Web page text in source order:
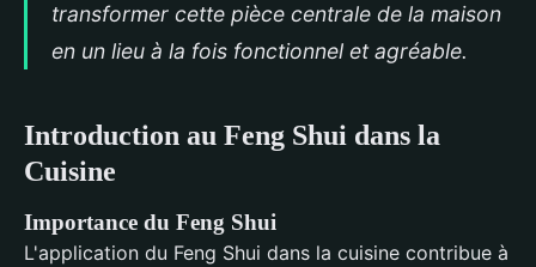
transformer cette pièce centrale de la maison
en un lieu à la fois fonctionnel et agréable.
Introduction au Feng Shui dans la
Cuisine
Importance du Feng Shui
L'application du Feng Shui dans la cuisine contribue à